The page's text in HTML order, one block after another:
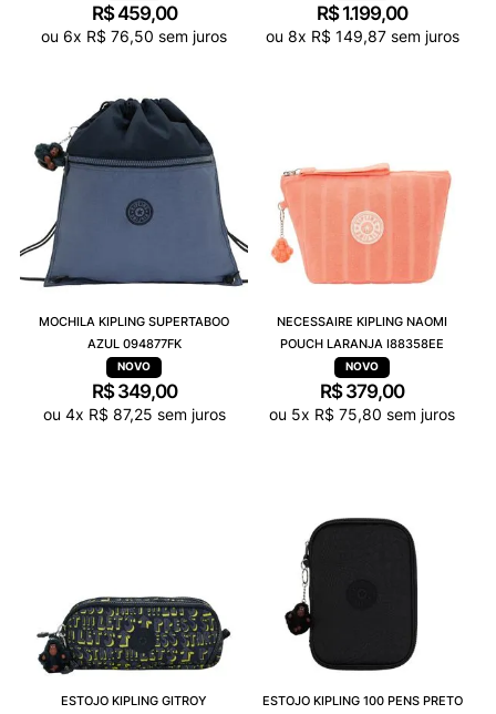
R$459,00
ou 6x R$ 76,50 sem juros
R$ 1.199,00
ou 8x R$ 149,87sem juros
MOCHILA KIPLING SUPERTABOO
AZUL 094877FK
R$ 349,00
ou 4x R$ 87,25 sem juros
NECESSAIRE KIPLING NAOMI
POUCH LARANJA I88358EE
R$ 379,00
ou 5x R$ 75,80 sem juros
ESTOJO KIPLING GITROY
ESTOJO KIPLING 100 PENS PRETO